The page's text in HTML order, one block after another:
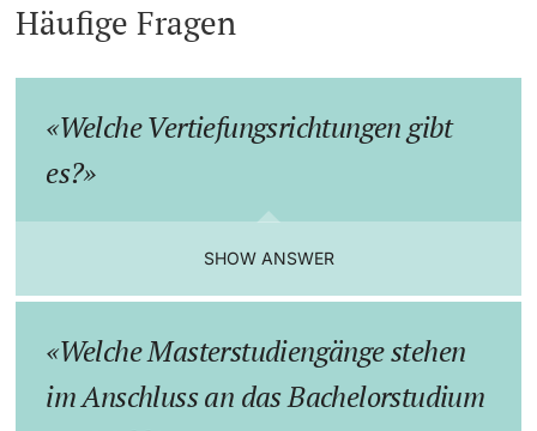
Häufige Fragen
Welche Vertiefungsrichtungen gibt
es?
SHOW ANSWER
Welche Masterstudiengänge stehen
im Anschluss an das Bachelorstudium